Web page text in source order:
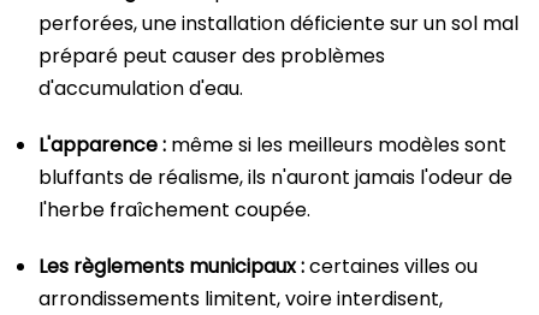
perforées, une installation déficiente sur un sol mal
préparé peut causer des problèmes
d'accumulation d'eau.
L'apparence : même si les meilleurs modèles sont
bluffants de réalisme, ils n'auront jamais l'odeur de
l'herbe fraîchement coupée.
Les règlements municipaux :certaines villes ou
arrondissements limitent, voire interdisent,